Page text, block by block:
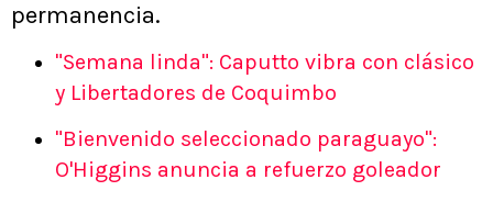
permanencia.
"Semana linda": Caputto vibra con clásico
y Libertadores de Coquimbo
"Bienvenido seleccionado paraguayo":
O'Higgins anuncia a refuerzo goleador